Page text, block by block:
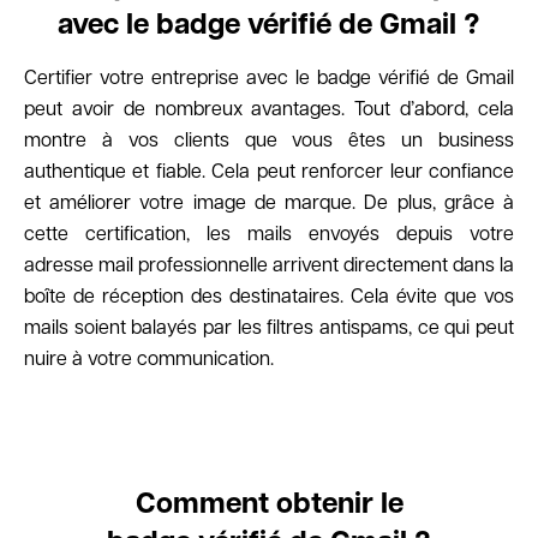
avec le badge vérifié de Gmail ?
Certifier votre entreprise avec le badge vérifié de Gmail
peut avoir de nombreux avantages. Tout d’abord, cela
montre à vos clients que vous êtes un business
authentique et fiable. Cela peut renforcer leur confiance
et améliorer votre image de marque. De plus, grâce à
cette certification, les mails envoyés depuis votre
adresse mail professionnelle arrivent directement dans la
boîte de réception des destinataires. Cela évite que vos
mails soient balayés par les filtres antispams, ce qui peut
nuire à votre communication.
Comment obtenir le